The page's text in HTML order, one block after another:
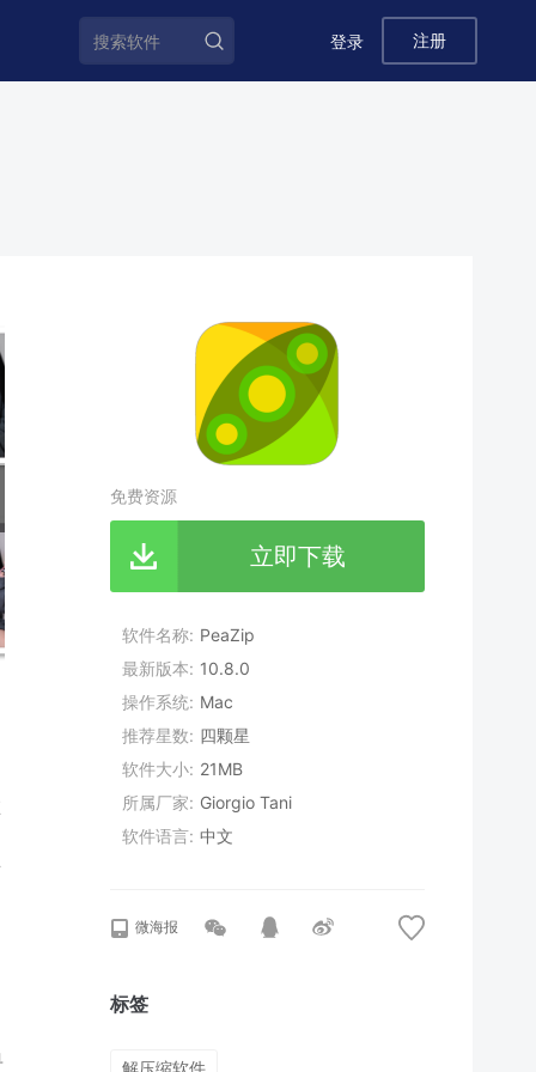
登录 注册
免费资源
立即下载
软件名称
PeaZip
最新版本
10.8.0
操作系统
Mac
推荐星数
四颗星
软件大小
21MB
所属厂家
Giorgio Tani
软件语言 中文
微海报
标签